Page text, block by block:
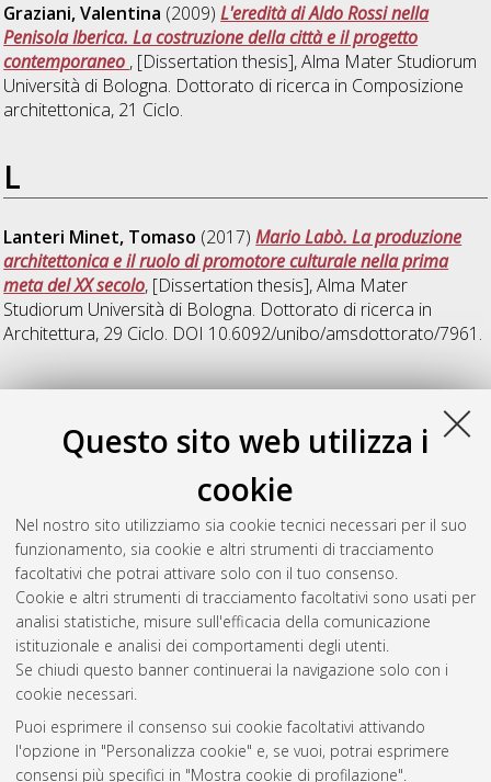
Questo sito web utilizza i
cookie
Nel nostro sito utilizziamo sia cookie tecnici necessari per il suo
funzionamento, sia cookie e altri strumenti di tracciamento
facoltativi che potrai attivare solo con il tuo consenso.
Cookie e altri strumenti di tracciamento facoltativi sono usati per
analisi statistiche, misure sull'efficacia della comunicazione
istituzionale e analisi dei comportamenti degli utenti.
Se chiudi questo banner continuerai la navigazione solo con i
cookie necessari.
Puoi esprimere il consenso sui cookie facoltativi attivando
l'opzione in "Personalizza cookie" e, se vuoi, potrai esprimere
consensi più specifici in "Mostra cookie di profilazione".
Graziani, Valentina (2009)L'eredità di Aldo Rossi nella
Penisola Iberica. La costruzione della città e il progetto
contemporaneo , [Dissertation thesis], Alma Mater Studiorum
Università di Bologna. Dottorato di ricerca in Composizione
architettonica, 21 Ciclo.
L
Lanteri Minet, Tomaso (2017)Mario Labò. La produzione
architettonica e il ruolo di promotore culturale nella prima
meta del XX secolo, [Dissertation thesis], Alma Mater
Studiorum Università di Bologna. Dottorato di ricerca in
Architettura, 29 Ciclo. DOI 10.6092/unibo/amsdottorato/7961.
P
Pulelli, Lorena(2009)Architettura delle centrali idroelettriche
italiane 1910-1940. L'esperienza di Giovanni Muzio e Piero
, [Dissertation thesis], Alma Mater Studiorum
Università di Bologna. Dottorato di ricerca inComposizione
architettonica, 21 Ciclo. DOI
10.6092/unibo/amsdottorato/1500.
Questa lista e' stata generata ilFri Aug 7 20:45:22 2026 CEST
Atom
Rss 1.0
Rss 2.0